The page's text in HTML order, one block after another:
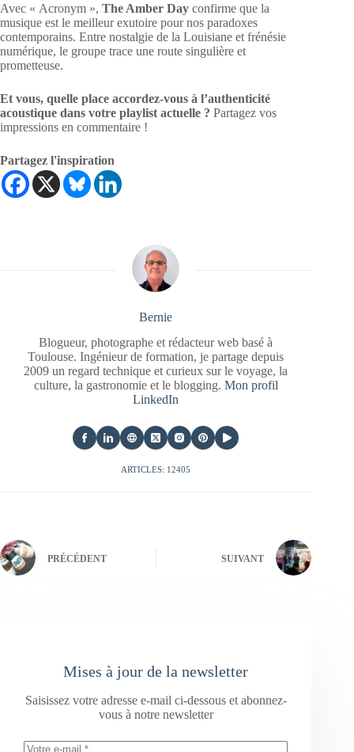
Avec « Acronym », The Amber Day confirme que la
musique est le meilleur exutoire pour nos paradoxes
contemporains. Entre nostalgie de la Louisiane et frénésie
numérique, le groupe trace une route singulière et
prometteuse.
Et vous, quelle place accordez-vous à l’authenticité
acoustique dans votre playlist actuelle ? Partagez vos
impressions en commentaire !
Partagez l'inspiration
Bernie
Blogueur, photographe et rédacteur web basé à
Toulouse. Ingénieur de formation, je partage depuis
2009 un regard technique et curieux sur le voyage, la
culture, la gastronomie et le blogging. Mon profil
LinkedIn
ARTICLES: 12405
PRÉCÉDENT SUIVANT
Mises à jour de la newsletter
Saisissez votre adresse e-mail ci-dessous et abonnez-
vous à notre newsletter